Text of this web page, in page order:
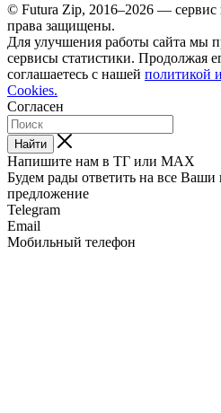
© Futura Zip, 2016–2026 — сервис
права защищены.
Для улучшения работы сайта мы
сервисы статистики. Продолжая
соглашаетесь с нашей политикой
Cookies.
Согласен
Найти
Напишите нам в ТГ или MAX
Будем рады ответить на все Ваши
предложение
Telegram
Email
Мобильный телефон